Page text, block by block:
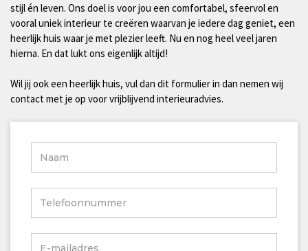
stijl én leven. Ons doel is voor jou een comfortabel, sfeervol en
vooral uniek interieur te creëren waarvan je iedere dag geniet, een
heerlijk huis waar je met plezier leeft. Nu en nog heel veel jaren
hierna. En dat lukt ons eigenlijk altijd!
Wil jij ook een heerlijk huis, vul dan dit formulier in dan nemen wij
contact met je op voor vrijblijvend interieuradvies.